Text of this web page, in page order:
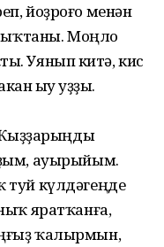
йоҙроғо менән
һыҡтаны. Моңло
Уянып китһә, кис
һыу һуҙҙы.
Ҡыҙҙарыңды
ауырыйым.
күлдәгеңде
яратҡанға,
ҡалырмын,